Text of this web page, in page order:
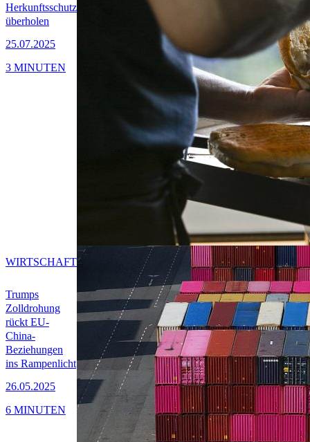
Herkunftsschutz
überholen
25.07.2025
3 MINUTEN
Trumps
Zolldrohung
rückt EU-
China-
Beziehungen
ins Rampenlicht
26.05.2025
WIRTSCHAFT
6 MINUTEN